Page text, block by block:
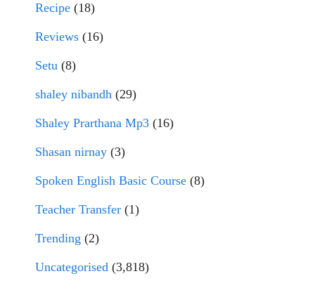
Recipe (18)
Reviews (16)
Setu (8)
shaley nibandh (29)
Shaley Prarthana Mp3 (16)
Shasan nirnay (3)
Spoken English Basic Course (8)
Teacher Transfer (1)
Trending (2)
Uncategorised (3,818)